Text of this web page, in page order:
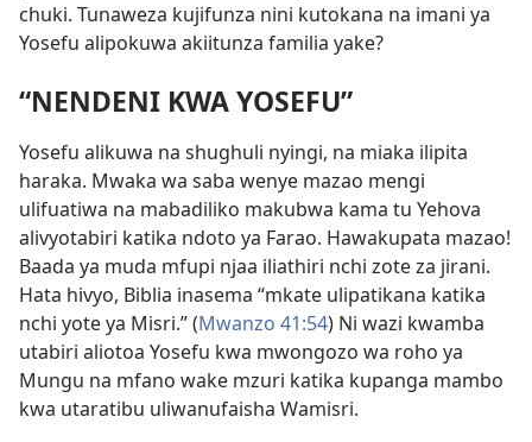
chuki. Tunaweza kujifunza nini kutokana na imani ya
Yosefu alipokuwa akiitunza familia yake?
“NENDENI KWA YOSEFU”
Yosefu alikuwa na shughuli nyingi, na miaka ilipita
haraka. Mwaka wa saba wenye mazao mengi
ulifuatiwa na mabadiliko makubwa kama tu Yehova
alivyotabiri katika ndoto ya Farao. Hawakupata mazao!
Baada ya muda mfupi njaa iliathiri nchi zote za jirani.
Hata hivyo, Biblia inasema “mkate ulipatikana katika
nchi yote ya Misri.” (Mwanzo 41:54) Ni wazi kwamba
utabiri aliotoa Yosefu kwa mwongozo wa roho ya
Mungu na mfano wake mzuri katika kupanga mambo
kwa utaratibu uliwanufaisha Wamisri.